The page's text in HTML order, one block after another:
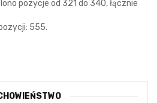
pozycje od 321 do 340, łącznie
555.